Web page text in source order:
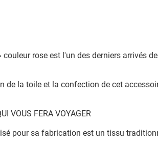
rose est l'un des derniers arrivés
de la toile et la confection de cet
VOUS FERA VOYAGER
pour sa fabrication est un tissu